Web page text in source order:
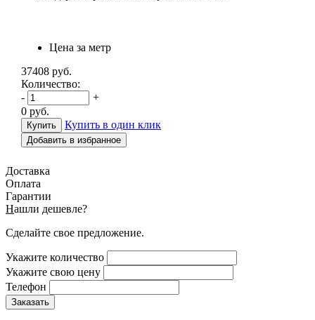
Цена за метр
37408 руб.
Количество:
-
+
0 руб.
Купить в один клик
Добавить в избранное
Доставка
Оплата
Гарантии
Нашли дешевле?
Сделайте свое предложение.
Укажите количество
Укажите свою цену
Телефон